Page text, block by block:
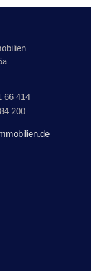
66 414
200